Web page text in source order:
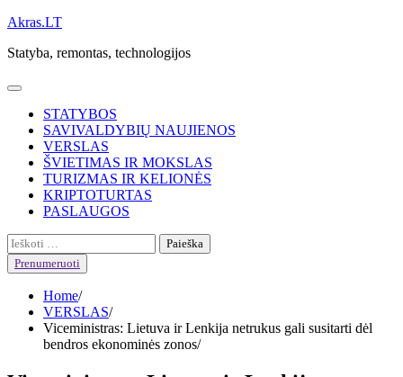
Skip
content
Akras.LT
Statyba, remontas, technologijos
STATYBOS
SAVIVALDYBIŲ NAUJIENOS
VERSLAS
ŠVIETIMAS IR MOKSLAS
TURIZMAS IR KELIONĖS
KRIPTOTURTAS
PASLAUGOS
Ieškoti:
Prenumeruoti
Home
VERSLAS
Viceministras: Lietuva ir Lenkija netrukus gali susitarti dėl
bendros ekonominės zonos